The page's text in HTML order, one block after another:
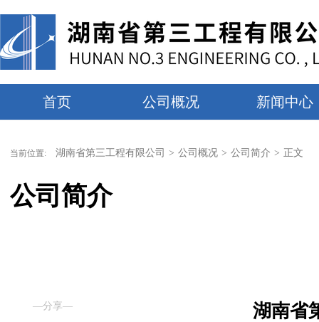
首页 公司概况 新闻中心
当前位置: 湖南省第三工程有限公司 > 公司概况 > 公司简介 > 正文
公司简介
—分享— 湖南省